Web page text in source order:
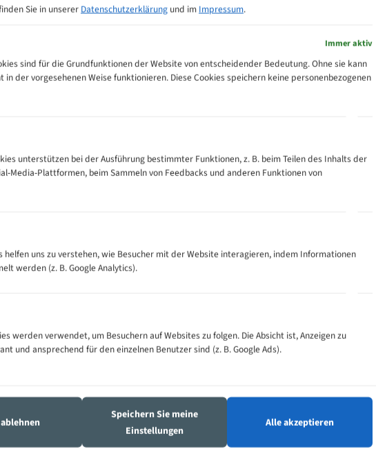
Tabelle
300
500
4/6
4/5
Zähne pro
25 - 50
6/10
35 - 70
5/8
130 -
350
150 -
1,5/2
Sie in unserer Datenschutzerklärung und im Impressum.
Immer aktiv
sind für die Grundfunktionen der Website von entscheidender Bedeutung. Ohne sie kann
in der vorgesehenen Weise funktionieren. Diese Cookies speichern keine personenbezogenen
unterstützen bei der Ausführung bestimmter Funktionen, z. B. beim Teilen des Inhalts der
Media-Plattformen, beim Sammeln von Feedbacks und anderen Funktionen von
helfen uns zu verstehen, wie Besucher mit der Website interagieren, indem Informationen
werden (z. B. Google Analytics).
werden verwendet, um Besuchern auf Websites zu folgen. Die Absicht ist, Anzeigen zu
und ansprechend für den einzelnen Benutzer sind (z. B. Google Ads).
Speichern Sie meine
Einstellungen
Alle akzeptieren